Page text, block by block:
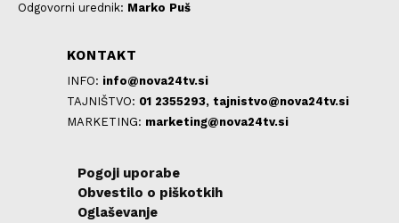
Odgovorni urednik: Marko Puš
KONTAKT
INFO: info@nova24tv.si
TAJNIŠTVO: 01 2355293, tajnistvo@nova24tv.si
MARKETING: marketing@nova24tv.si
Pogoji uporabe
Obvestilo o piškotkih
Oglaševanje